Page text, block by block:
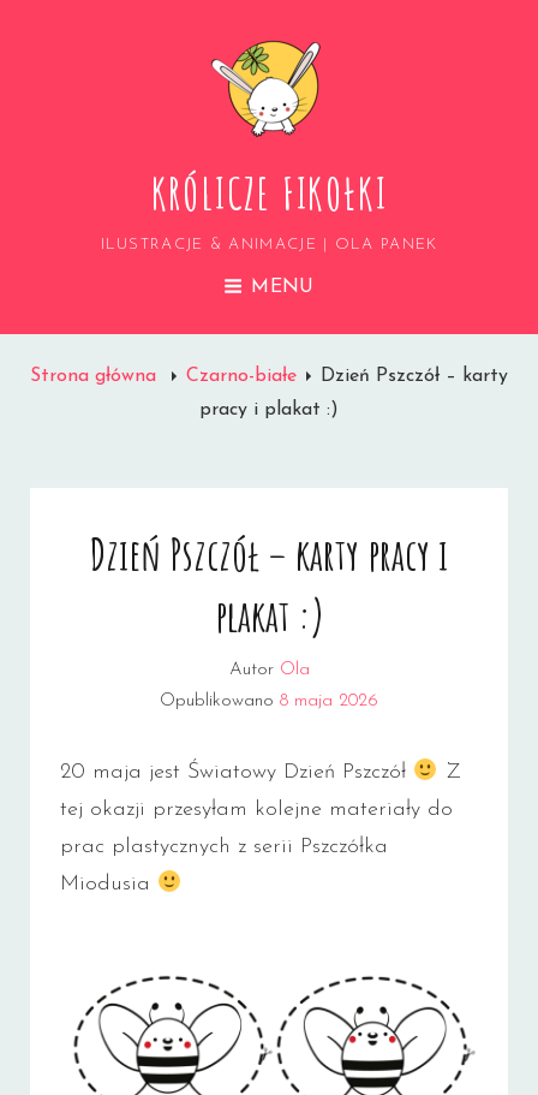
KRÓLICZE FIKOŁKI
ILUSTRACJE & ANIMACJE | OLA PANEK
MENU
Strona główna Czarno-białe
Dzień Pszczół – karty
pracy i plakat :)
Dzień Pszczół – karty pracy i
plakat :)
Autor Ola
Opublikowano 8 maja 2026
20 maja jest Światowy Dzień Pszczół
Z
tej okazji przesyłam kolejne materiały do
prac plastycznych z serii Pszczółka
Miodusia